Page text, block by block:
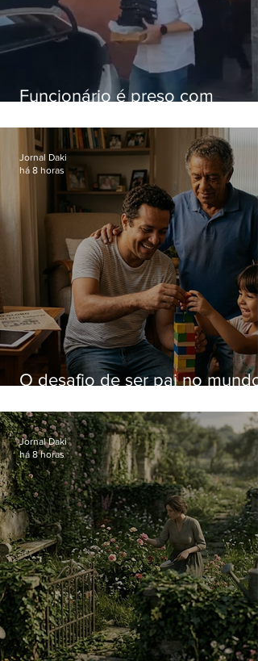
Funcionário é preso com
Hospital do Andaraí
O desafio de ser pai no mundo
Jornal Daki
há 8 horas
Jornal Daki
há 8 horas